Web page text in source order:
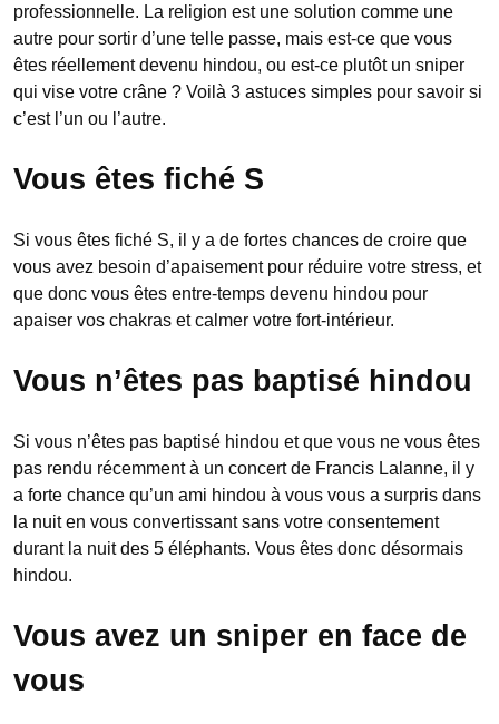
professionnelle. La religion est une solution comme une
autre pour sortir d’une telle passe, mais est-ce que vous
êtes réellement devenu hindou, ou est-ce plutôt un sniper
qui vise votre crâne ? Voilà 3 astuces simples pour savoir si
c’est l’un ou l’autre.
Vous êtes fiché S
Si vous êtes fiché S, il y a de fortes chances de croire que
vous avez besoin d’apaisement pour réduire votre stress, et
que donc vous êtes entre-temps devenu hindou pour
apaiser vos chakras et calmer votre fort-intérieur.
Vous n’êtes pas baptisé hindou
Si vous n’êtes pas baptisé hindou et que vous ne vous êtes
pas rendu récemment à un concert de Francis Lalanne, il y
a forte chance qu’un ami hindou à vous vous a surpris dans
la nuit en vous convertissant sans votre consentement
durant la nuit des 5 éléphants. Vous êtes donc désormais
hindou.
Vous avez un sniper en face de
vous